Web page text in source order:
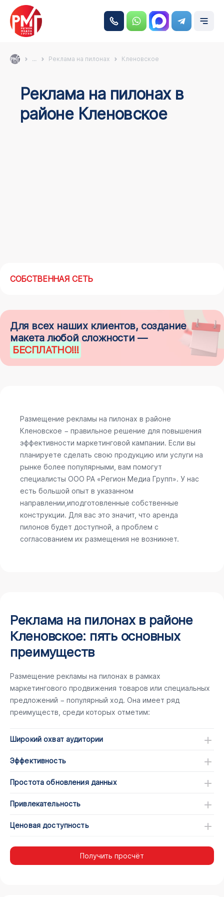
... Реклама на пилонах Кленовское
Реклама на пилонах в
районе Кленовское
СОБСТВЕННАЯ СЕТЬ
Для всех наших клиентов, создание
макета любой сложности —
БЕСПЛАТНО!!!
Размещение рекламы на пилонах в районе
Кленовское − правильное решение для повышения
эффективности маркетинговой кампании. Если вы
планируете сделать свою продукцию или услуги на
рынке более популярными, вам помогут
специалисты ООО РА «Регион Медиа Групп». У нас
есть большой опыт в указанном
направлении,иподготовленные собственные
конструкции. Для вас это значит, что аренда
пилонов будет доступной, а проблем с
согласованием их размещения не возникнет.
Реклама на пилонах в районе
Кленовское: пять основных
преимуществ
Размещение рекламы на пилонах в рамках
маркетингового продвижения товаров или специальных
предложений − популярный ход. Она имеет ряд
преимуществ, среди которых отметим:
Широкий охват аудитории
Эффективность
Простота обновления данных
Привлекательность
Ценовая доступность
Получить просчёт